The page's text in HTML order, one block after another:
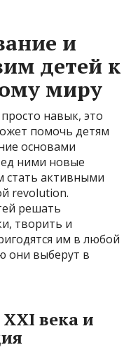
и
детей к
миру
навык, это
помочь детям
основами
ними новые
стать активными
revolution.
решать
творить и
им в любой
они выберут в
века и